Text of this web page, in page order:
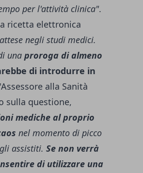
per l'attività clinica".
ricetta elettronica
negli studi medici.
una proroga di almeno
di introdurre in
alla Sanità
sulla questione,
mediche al proprio
nel momento di picco
assistiti. Se non verrà
di utilizzare una